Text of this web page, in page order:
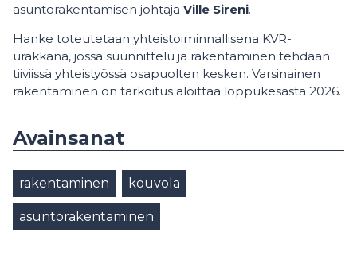
asuntorakentamisen johtaja Ville Sireni.
Hanke toteutetaan yhteistoiminnallisena KVR-
urakkana, jossa suunnittelu ja rakentaminen tehdään
tiiviissä yhteistyössä osapuolten kesken. Varsinainen
rakentaminen on tarkoitus aloittaa loppukesästä 2026.
Avainsanat
rakentaminen kouvola
asuntorakentaminen